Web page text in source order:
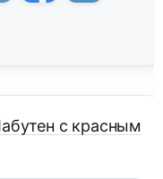
с красным